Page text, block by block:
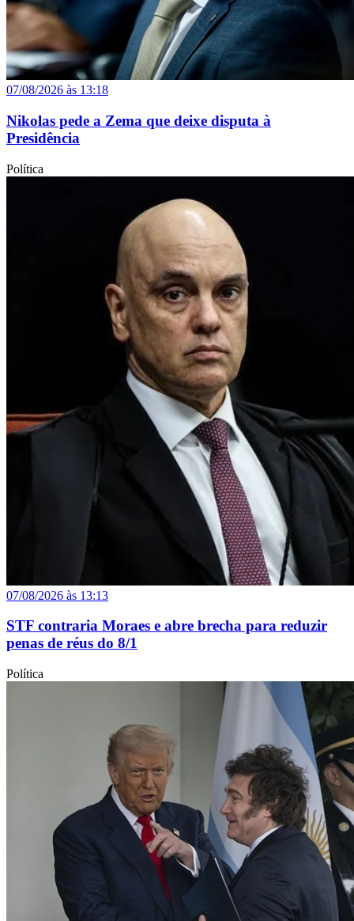
07/08/2026 às 13:18
Nikolas pede a Zema que deixe disputa à
Presidência
Política
07/08/2026 às 13:13
STF contraria Moraes e abre brecha para reduzir
penas de réus do 8/1
Política